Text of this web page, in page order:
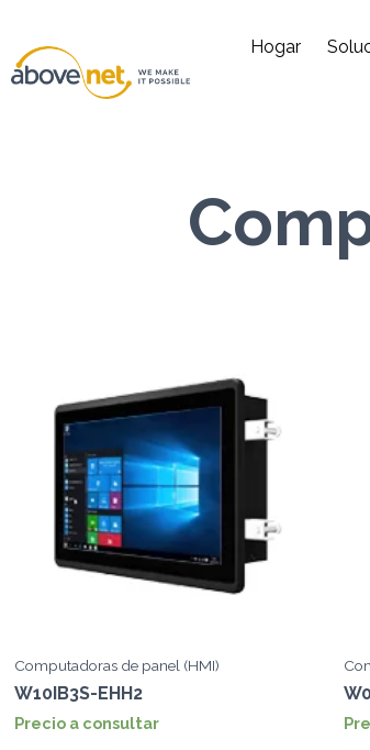
contenido
Hogar
Computadoras de panel (HMI)
W10IB3S-EHH2
Precio a consultar